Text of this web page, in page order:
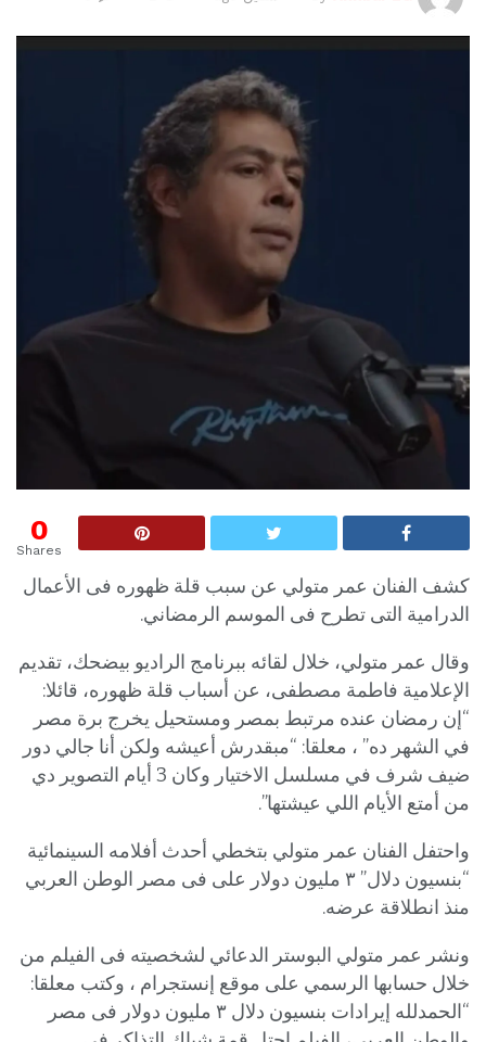
0
Shares
كشف الفنان عمر متولي عن سبب قلة ظهوره فى الأعمال
الدرامية التى تطرح فى الموسم الرمضاني.
وقال عمر متولي، خلال لقائه ببرنامج الراديو بيضحك، تقديم
الإعلامية فاطمة مصطفى، عن أسباب قلة ظهوره، قائلا:
“إن رمضان عنده مرتبط بمصر ومستحيل يخرج برة مصر
في الشهر ده” ، معلقا: “مبقدرش أعيشه ولكن أنا جالي دور
ضيف شرف في مسلسل الاختيار وكان 3 أيام التصوير دي
من أمتع الأيام اللي عيشتها”.
واحتفل الفنان عمر متولي بتخطي أحدث أفلامه السينمائية
“بنسيون دلال” ٣ مليون دولار على فى مصر الوطن العربي
منذ انطلاقة عرضه.
ونشر عمر متولي البوستر الدعائي لشخصيته فى الفيلم من
خلال حسابها الرسمي على موقع إنستجرام ، وكتب معلقا:
“الحمدلله إيرادات بنسيون دلال ٣ مليون دولار فى مصر